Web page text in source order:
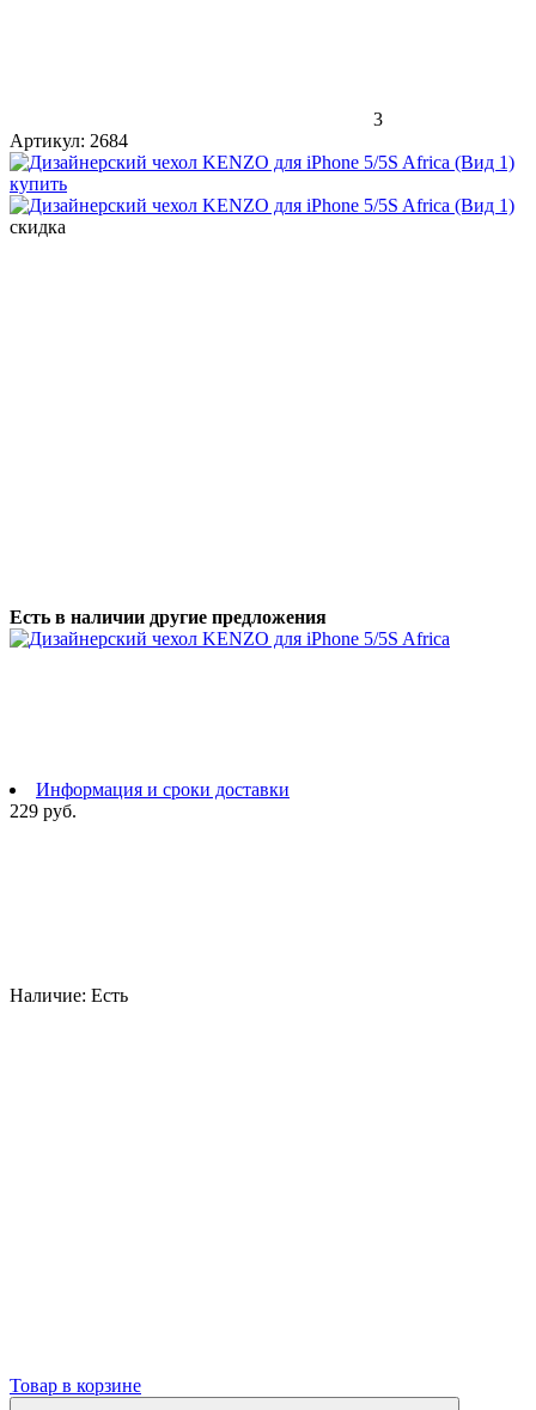
3
Артикул: 2684
скидка
Есть в наличии другие предложения
Информация и сроки доставки
229 руб.
Наличие: Есть
Товар в корзине